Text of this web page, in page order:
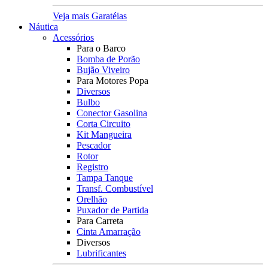
Veja mais Garatéias
Náutica
Acessórios
Para o Barco
Bomba de Porão
Bujão Viveiro
Para Motores Popa
Diversos
Bulbo
Conector Gasolina
Corta Circuito
Kit Mangueira
Pescador
Rotor
Registro
Tampa Tanque
Transf. Combustível
Orelhão
Puxador de Partida
Para Carreta
Cinta Amarração
Diversos
Lubrificantes